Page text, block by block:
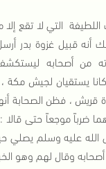
التي لا تقع إلا
أنه قبيل غزوة بدر
من أصحابه
يستقيان لجيش مكة
قريش ، فظن الصحابة
ضرباً موجعاً حتى
عليه وسلم يصلي
وقال لهم وهو